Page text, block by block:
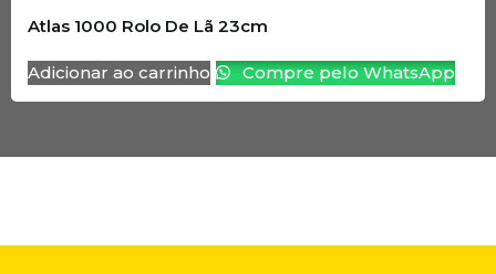
Atlas 1000 Rolo De Lã 23cm
Adicionar ao carrinho Compre pelo WhatsApp